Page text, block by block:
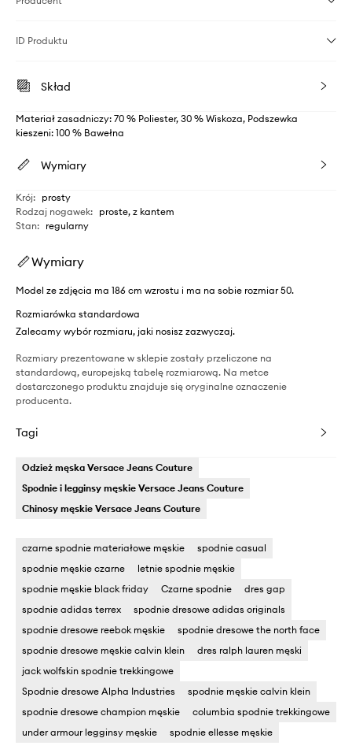
ID Produktu
Skład
Materiał zasadniczy: 70 % Poliester, 30 % Wiskoza, Podszewka
kieszeni: 100 % Bawełna
Wymiary
Krój: prosty
Rodzaj nogawek: proste, z kantem
Stan: regularny
Wymiary
Model ze zdjęcia ma 186 cm wzrostu i ma na sobie rozmiar 50.
Rozmiarówka standardowa
Zalecamy wybór rozmiaru, jaki nosisz zazwyczaj.
Rozmiary prezentowane w sklepie zostały przeliczone na
standardową, europejską tabelę rozmiarową. Na metce
dostarczonego produktu znajduje się oryginalne oznaczenie
producenta.
Tagi
Odzież męska Versace Jeans Couture
Spodnie i legginsy męskie Versace Jeans Couture
Chinosy męskie Versace Jeans Couture
czarne spodnie materiałowe męskie
spodnie casual
spodnie męskie czarne
letnie spodnie męskie
spodnie męskie black friday
Czarne spodnie
dres gap
spodnie adidas terrex
spodnie dresowe adidas originals
spodnie dresowe reebok męskie
spodnie dresowe the north face
spodnie dresowe męskie calvin klein
dres ralph lauren męski
jack wolfskin spodnie trekkingowe
Spodnie dresowe Alpha Industries
spodnie męskie calvin klein
spodnie dresowe champion męskie
columbia spodnie trekkingowe
under armour legginsy męskie
spodnie ellesse męskie